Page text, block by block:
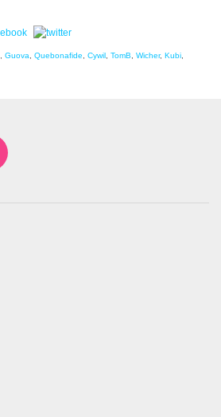
Guova Quebonafide Cywil TomB Wicher, Kubi